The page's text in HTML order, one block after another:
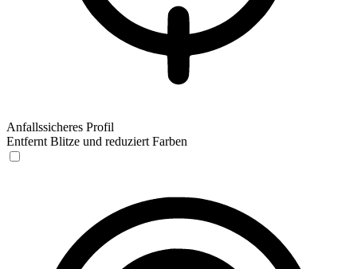
Anfallssicheres Profil
Entfernt Blitze und reduziert Farben